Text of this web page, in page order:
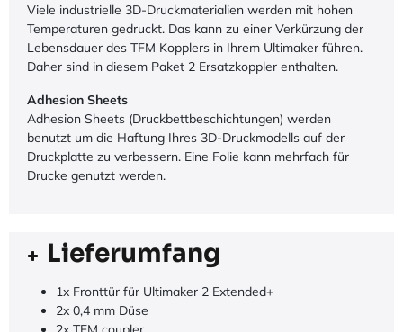
Viele industrielle 3D-Druckmaterialien werden mit hohen
Temperaturen gedruckt. Das kann zu einer Verkürzung der
Lebensdauer des TFM Kopplers in Ihrem Ultimaker führen.
Daher sind in diesem Paket 2 Ersatzkoppler enthalten.
Adhesion Sheets
Adhesion Sheets (Druckbettbeschichtungen) werden
benutzt um die Haftung Ihres 3D-Druckmodells auf der
Druckplatte zu verbessern. Eine Folie kann mehrfach für
Drucke genutzt werden.
Lieferumfang
1x Fronttür für Ultimaker 2 Extended+
2x 0,4 mm Düse